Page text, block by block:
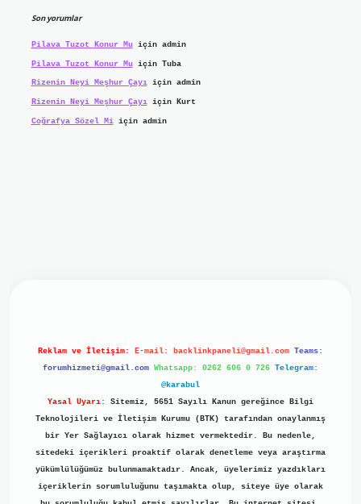
Son yorumlar
Pilava Tuzot Konur Muiçin admin
Pilava Tuzot Konur Muiçin Tuba
Rizenin Neyi Meşhur Çayıiçin admin
Rizenin Neyi Meşhur Çayıiçin Kurt
Coğrafya Sözel Miiçin admin
Reklam ve İletişim: E-mail: backlinkpaneli@gmail.com Teams:
forumhizmeti@gmail.com Whatsapp: 0262 606 0 726 Telegram:
@karabul
Yasal Uyarı:
Sitemiz, 5651 Sayılı Kanun gereğince Bilgi
Teknolojileri ve İletişim Kurumu (BTK) tarafından onaylanmış
bir Yer Sağlayıcı olarak hizmet vermektedir. Bu nedenle,
sitedeki içerikleri proaktif olarak denetleme veya araştırma
yükümlülüğümüz bulunmamaktadır. Ancak, üyelerimiz yazdıkları
içeriklerin sorumluluğunu taşımakta olup, siteye üye olarak